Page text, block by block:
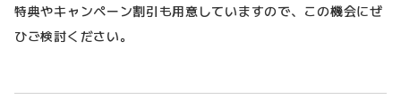
特典やキャンペーン割引も用意していますので、この機会にぜ
ひご検討ください。